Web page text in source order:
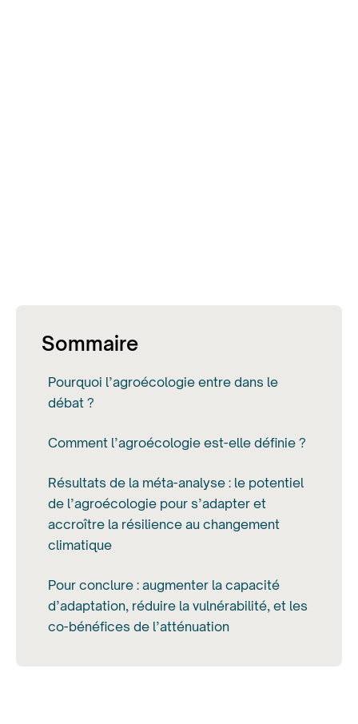
Sommaire
Pourquoi l’agroécologie entre dans le
débat ?
Comment l’agroécologie est-elle définie ?
Résultats de la méta-analyse : le potentiel
de l’agroécologie pour s’adapter et
accroître la résilience au changement
climatique
Pour conclure : augmenter la capacité
d’adaptation, réduire la vulnérabilité, et les
co-bénéfices de l’atténuation